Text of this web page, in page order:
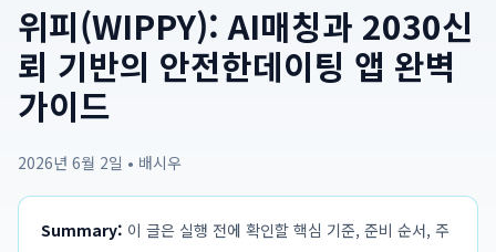
위피(WIPPY): AI매칭과 2030신
뢰 기반의 안전한데이팅 앱 완벽
가이드
2026년 6월 2일 • 배시우
Summary: 이 글은 실행 전에 확인할 핵심 기준, 준비 순서, 주